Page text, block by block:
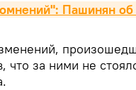
Пашинян
что за ними не